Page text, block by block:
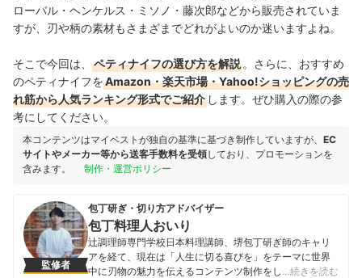
ローバル・ヘンケルス・ミソノ・藤次郎などから販売されていま
すが、刃や柄の素材もさまざまでどれがよいのか迷いますよね。
そこで今回は、 ペティナイフの選び方を解説 。さらに、おすすめ
のペティナイフをAmazon・楽天市場・Yahoo!ショッピングの売
れ筋から人気ランキング形式でご紹介 します。ぜひ購入の際の参
考にしてください。
本コンテンツはマイベストが独自の基準に基づき制作していますが、 EC
サイトやメーカー等から送客手数料を受領しており、プロモーションを
含みます。
制作・運営ポリシー
監修者
包丁研ぎ・切り方アドバイザー
包丁料理人おいり
辻調理師専門学校日本料理講師、堺包丁研ぎ師のキャリ
アを経て、現在は「人生に切る喜びを」をテーマに世界
中に刃物の魅力を伝えるコンテンツ制作をしている。自
…続きを読む